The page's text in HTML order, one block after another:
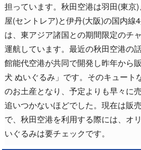
担っています。秋田空港は羽田(東京
屋(セントレア)と伊丹(大阪)の国内線
は、東アジア諸国との期間限定のチ
運航しています。最近の秋田空港の
館能代空港が共同で開発し昨年から
犬 ぬいぐるみ」です。そのキュート
のお土産となり、予定よりも早々に
追いつかないほどでした。現在は販
で、秋田空港を利用する際には、オ
いぐるみは要チェックです。